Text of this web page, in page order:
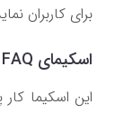
برای کاربران
اسکیمای FAQ
این اسکیما